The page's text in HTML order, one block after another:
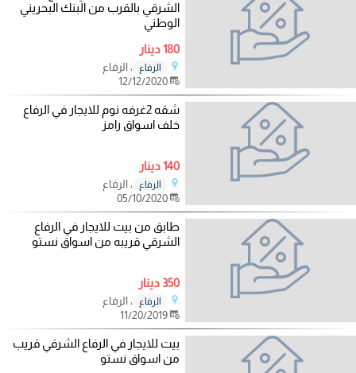
الشرقي بالقرب من البنك البحريني
الوطني
180 دينار
الرفاع
، الرفاع
12/12/2020
شقه 2غرفه نوم للايجار في الرفاع
خلف اسواق رامز
140 دينار
الرفاع
، الرفاع
05/10/2020
طابق من بيت للايجار في الرفاع
الشرقي قريبه من اسواق نستو
350 دينار
الرفاع
، الرفاع
11/20/2019
بيت للايجار في الرفاع الشرقي قريب
من اسواق نستو